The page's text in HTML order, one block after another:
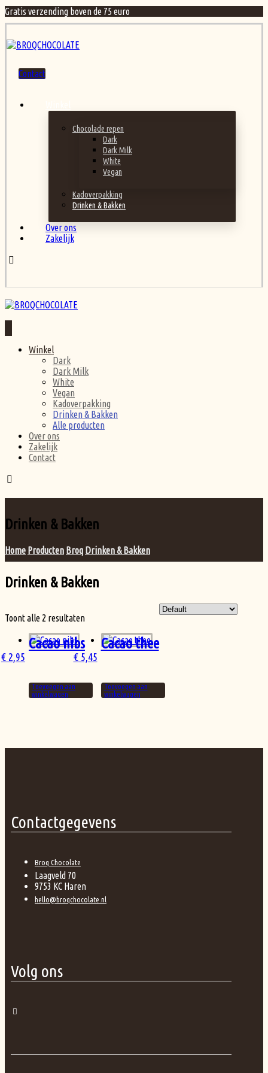
Gratis verzending boven de 75 euro
Contact
Chocolade repen
Dark
Dark Milk
White
Vegan
Kadoverpakking
Drinken & Bakken
Over ons
Zakelijk
Winkel
Dark
Dark Milk
White
Vegan
Kadoverpakking
Drinken & Bakken
Alle producten
Over ons
Zakelijk
Contact
Drinken & Bakken
Home Producten Broq Drinken & Bakken
Drinken & Bakken
Toont alle 2 resultaten
Cacao nibs
€ 2,95
Toevoegen aan
winkelwagen
Cacao thee
€5,45
Toevoegen aan
winkelwagen
Contactgegevens
Broq Chocolate
Laagveld 70
9753 KC Haren
hello@broqchocolate.nl
Volg ons